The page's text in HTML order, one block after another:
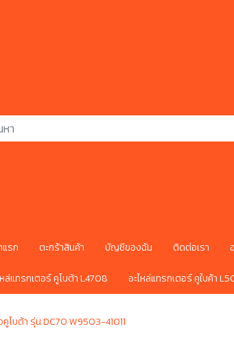
แรก ตะกร้าสินค้า บัญชีของฉัน ติดต่อเรา
หล่แทรกเตอร์ คูโบต้า L4708 อะไหล่แทรกเตอร์ คูใบค้า
โบต้า รุ่น DC70 W9503-41011